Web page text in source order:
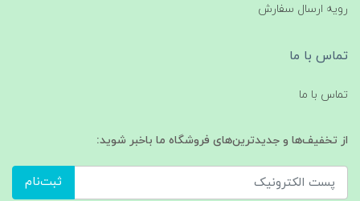
رویه ارسال سفارش
تماس با ما
تماس با ما
از تخفیف‌ها و جدیدترین‌های فروشگاه ما باخبر شوید:
ثبت‌نام